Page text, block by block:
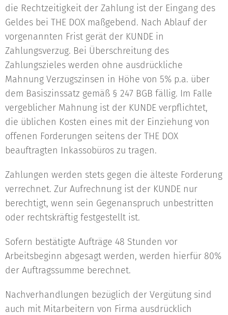
die Rechtzeitigkeit der Zahlung ist der Eingang des
Geldes bei THE DOX maßgebend. Nach Ablauf der
vorgenannten Frist gerät der KUNDE in
Zahlungsverzug. Bei Überschreitung des
Zahlungszieles werden ohne ausdrückliche
Mahnung Verzugszinsen in Höhe von 5% p.a. über
dem Basiszinssatz gemäß § 247 BGB fällig. Im Falle
vergeblicher Mahnung ist der KUNDE verpflichtet,
die üblichen Kosten eines mit der Einziehung von
offenen Forderungen seitens der THE DOX
beauftragten Inkassobüros zu tragen.
Zahlungen werden stets gegen die älteste Forderung
verrechnet. Zur Aufrechnung ist der KUNDE nur
berechtigt, wenn sein Gegenanspruch unbestritten
oder rechtskräftig festgestellt ist.
Sofern bestätigte Aufträge 48 Stunden vor
Arbeitsbeginn abgesagt werden, werden hierfür 80%
der Auftragssumme berechnet.
Nachverhandlungen bezüglich der Vergütung sind
auch mit Mitarbeitern von Firma ausdrücklich